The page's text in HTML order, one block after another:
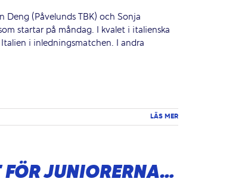
Deng (Påvelunds TBK) och Sonja
startar på måndag. I kvalet i italienska
i inledningsmatchen. I andra
LÄS MER
JUNIORERNA…